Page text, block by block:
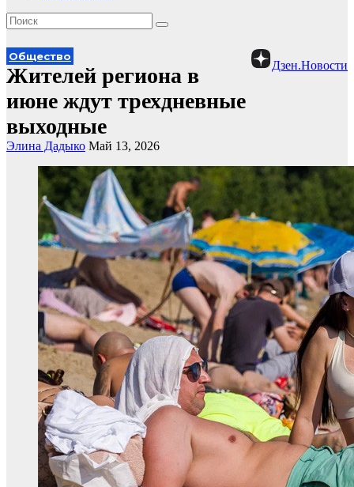
Дзен.Новости
Общество
Жителей региона в
июне ждут трехдневные
выходные
Элина Дадыко Май 13, 2026